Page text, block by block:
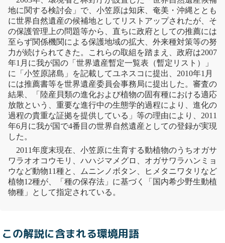
地に関する検討会」で、小笠原は知床 、奄美・沖縄ととも
に世界自然遺産の候補地としてリストアップされたが、そ
の保護管理上の問題等から、直ちに政府としての推薦には
至らず関係機関による保護地域の拡大、外来種対策等の努
力が続けられてきた。これらの取組を踏まえ、政府は2007
年1月に我が国の「世界遺産暫定一覧表（暫定リスト）」
に「小笠原諸島」を記載してユネスコに提出、2010年1月
には推薦書等を世界遺産委員会事務局に提出した。審査の
結果、「陸産貝類の進化および植物の固有種における適応
放散という、重要な進行中の生態学的過程により、進化の
過程の貴重な証拠を提供している」等の理由により、2011
年6月に我が国で4番目の世界自然遺産としての登録が実現
した。
2011年度末現在、小笠原に生育する動植物のうちオガサ
ワラオオコウモリ、ハハジマメグロ、オガサワラハンミョ
ウなど動物11種と、
ムニンノボタン 、ヒメタニワタリなど
植物12種が、「 種の保存法 」に基づく「 国内希少野生動植
物種 」として指定されている。
この解説に含まれる環境用語